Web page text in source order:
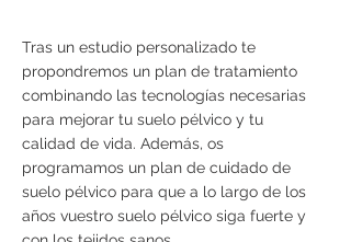
Tras un estudio personalizado te
propondremos un plan de tratamiento
combinando las tecnologías necesarias
para mejorar tu suelo pélvico y tu
calidad de vida. Además, os
programamos un plan de cuidado de
suelo pélvico para que a lo largo de los
años vuestro suelo pélvico siga fuerte y